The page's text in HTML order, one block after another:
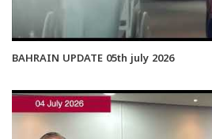
BAHRAIN UPDATE 05th july 2026